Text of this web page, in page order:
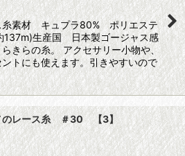
糸素材 キュプラ80% ポリエステ
137m)生産国 日本製ゴージャス感
きらの糸。 アクセサリー小物や、
トにも使えます。引きやすいので
のレース糸 ＃30 【3】